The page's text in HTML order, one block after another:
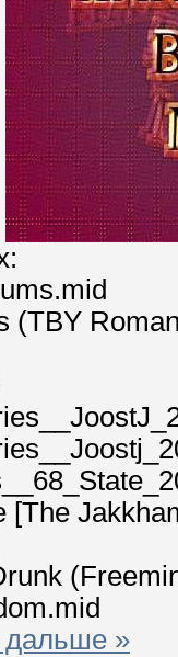
(TBY
[The
дальше »